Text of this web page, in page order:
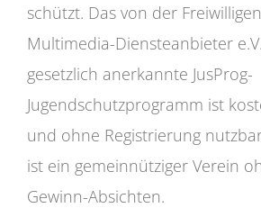
schützt. Das von der
Multimedia-Diensteanbieter
gesetzlich anerkannte JusProg-
Jugendschutzprogramm ist
und ohne Registrierung
ist ein gemeinnütziger Verein
Gewinn-Absichten.